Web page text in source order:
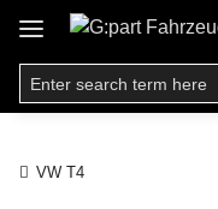
VW T4